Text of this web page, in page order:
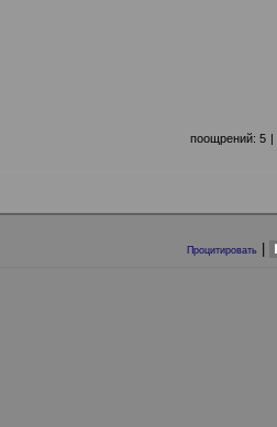
поощрений: 5 |
Процитировать